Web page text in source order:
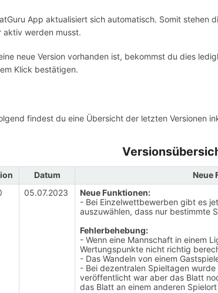
App aktualisiert sich automatisch. Somit stehen
aktiv werden musst.
neue Version vorhanden ist, bekommst du dies
Klick bestätigen.
findest du eine Übersicht der letzten Versionen
Datum
Neue
05.07.2023
Neue Funktionen:
- Bei Einzelwettbewerben gibt es
auszuwählen, dass nur bestimmte
Fehlerbehebung:
- Wenn eine Mannschaft in einem
Wertungspunkte nicht richtig
- Das Wandeln von einem
- Bei dezentralen Spieltagen
veröffentlicht war aber das Blatt
das Blatt an einem anderen